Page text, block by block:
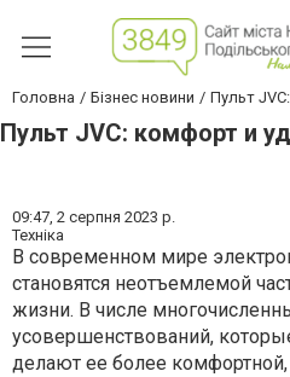
Головна Бізнес новини Пульт
Пульт JVC: комфорт и
09:47, 2 серпня 2023 р.
Техніка
В современном мире
становятся неотъемлемой
жизни. В числе
усовершенствований,
делают ее более